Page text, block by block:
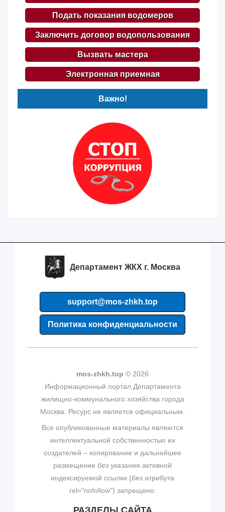
Подать показания водомеров
Заключить договор водопользования
Вызвать мастера
Электронная приемная
Важно!
Департамент ЖКХ г. Москва
support@mos-zhkh.top
Политика конфиденциальности
mos-zhkh.top © 2026
Информационный портал Департамента
жилищно-коммунального хозяйства города
Москва. Ресурс не является официальным.
Все опубликованные материалы являются
интеллектуальной собственностью их
создателей – копирование и дальнейшее
размещение без указания активной
индексируемой ссылки (без атрибута
rel="nofollow") запрещено.